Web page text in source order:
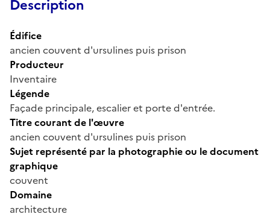
Description
Édifice
ancien couvent d'ursulines puis prison
Producteur
Inventaire
Légende
Façade principale, escalier et porte d'entrée.
Titre courant de l'œuvre
ancien couvent d'ursulines puis prison
Sujet représenté par la photographie ou le document
graphique
couvent
Domaine
architecture